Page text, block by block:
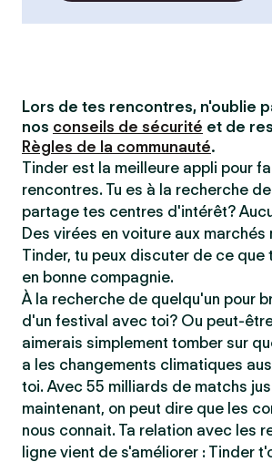
Lors de tes rencontres, n'oublie
nos conseils de sécurité et de
Règles de la communauté.
Tinder est la meilleure appli pour
rencontres. Tu es à la recherche
partage tes centres d'intérêt?
Des virées en voiture aux marchés
Tinder, tu peux discuter de ce que
en bonne compagnie.
À la recherche de quelqu'un pour
d'un festival avec toi? Ou peut-
aimerais simplement tomber sur
a les changements climatiques
toi. Avec 55 milliards de matchs
maintenant, on peut dire que les
nous connait. Ta relation avec les
ligne vient de s'améliorer : Tinder